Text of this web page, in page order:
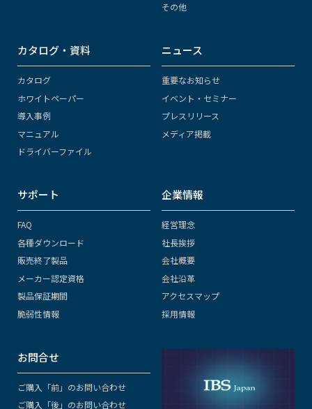
その他
カタログ・資料
カタログ
ホワイトペーパー
導入事例
マニュアル
ドライバーファイル
ニュース
重要なお知らせ
イベント・セミナー
プレスリリース
メディア掲載
サポート
FAQ
各種ダウンロード
販売終了製品
メーカー認定資格
製品保証期間
脆弱性情報
企業情報
経営理念
社長挨拶
会社概要
会社沿革
アクセスマップ
採用情報
お問合せ
ご購入「前」のお問い合わせ
ご購入「後」のお問い合わせ